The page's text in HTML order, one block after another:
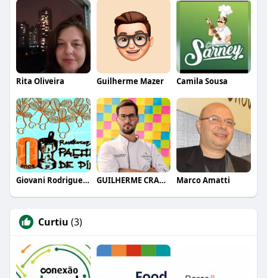
Rita Oliveira Guilherme Mazer Camila Sousa
Giovani Rodrigues Junior GUILHERME CRAMER BALLE Marco Amatti
Curtiu (3)